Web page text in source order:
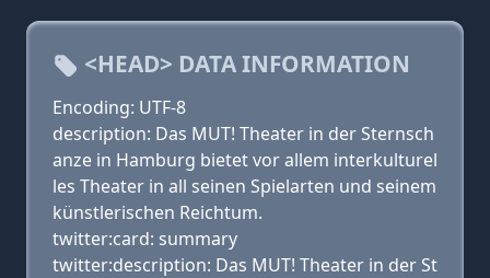
<HEAD> DATA INFORMATION
Encoding: UTF-8
description: Das MUT! Theater in der Sternsch
anze in Hamburg bietet vor allem interkulturel
les Theater in all seinen Spielarten und seinem
künstlerischen Reichtum.
twitter:card: summary
twitter:description: Das MUT! Theater in der St